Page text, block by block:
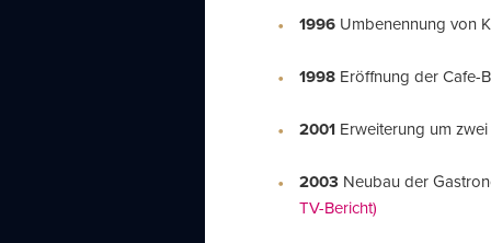
1996Umbenennung von
1998Eröffnung der Cafe-
2001 Erweiterung um
2003 Neubau der
TV-Bericht)